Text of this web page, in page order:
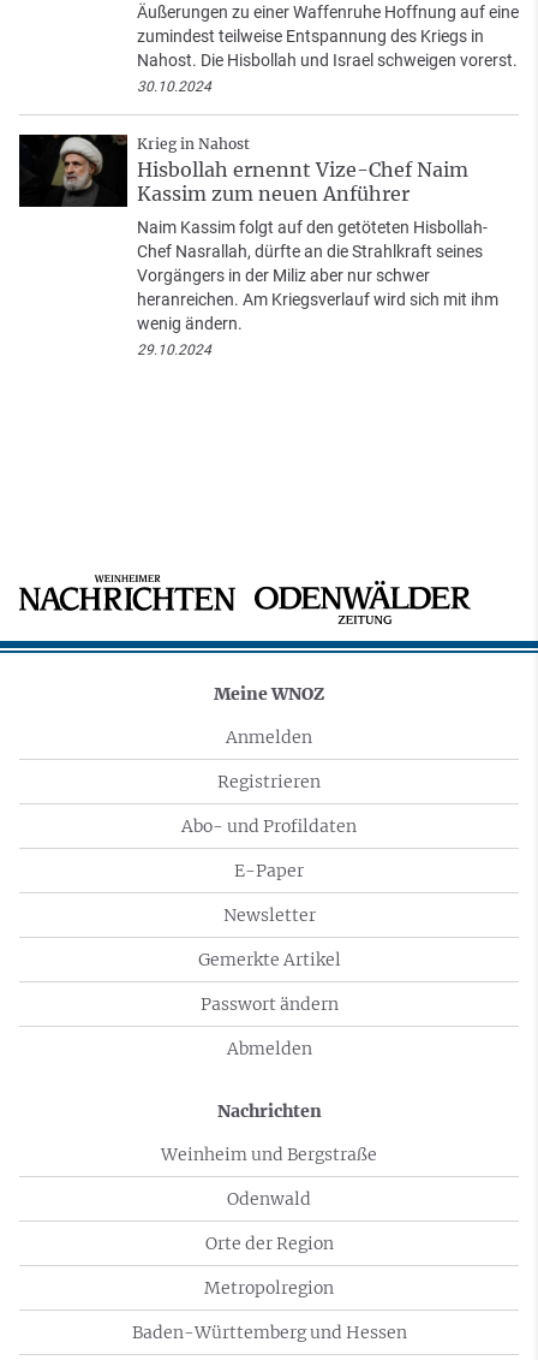
Äußerungen zu einer Waffenruhe Hoffnung auf eine
zumindest teilweise Entspannung des Kriegs in
Nahost. Die Hisbollah und Israel schweigen vorerst.
30.10.2024
Krieg in Nahost
Hisbollah ernennt Vize-Chef Naim
Kassim zum neuen Anführer
Naim Kassim folgt auf den getöteten Hisbollah-
Chef Nasrallah, dürfte an die Strahlkraft seines
Vorgängers in der Miliz aber nur schwer
heranreichen. Am Kriegsverlauf wird sich mit ihm
wenig ändern.
29.10.2024
Meine WNOZ
Anmelden
Registrieren
Abo- und Profildaten
E-Paper
Newsletter
Gemerkte Artikel
Passwort ändern
Abmelden
Nachrichten
Weinheim und Bergstraße
Odenwald
Orte der Region
Metropolregion
Baden-Württemberg und Hessen